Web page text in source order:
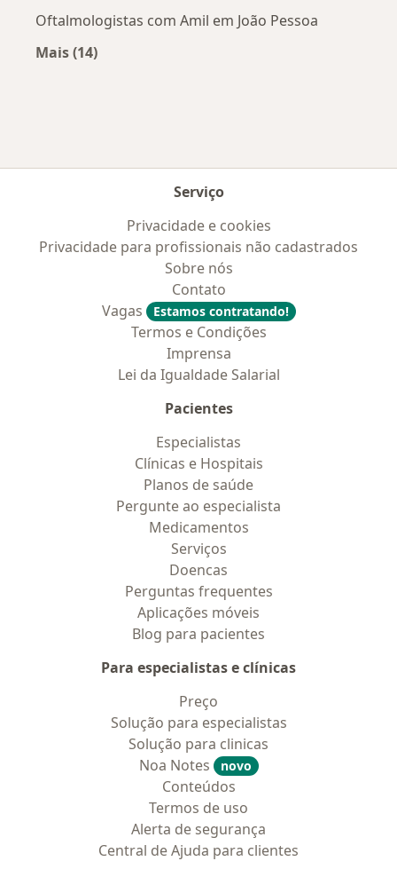
Oftalmologistas com Amil em João Pessoa
Mais (14)
Serviço
Privacidade e cookies
Privacidade para profissionais não cadastrados
Sobre nós
Contato
Vagas
Estamos contratando!
Termos e Condições
Imprensa
Lei da Igualdade Salarial
Pacientes
Especialistas
Clínicas e Hospitais
Planos de saúde
Pergunte ao especialista
Medicamentos
Serviços
Doencas
Perguntas frequentes
Aplicações móveis
Blog para pacientes
Para especialistas e clínicas
Preço
Solução para especialistas
Solução para clinicas
Noa Notes
novo
Conteúdos
Termos de uso
Alerta de segurança
Central de Ajuda para clientes